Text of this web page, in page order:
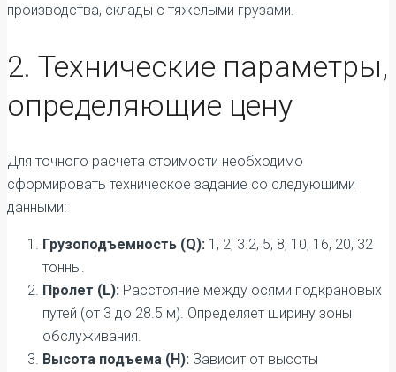
производства, склады с тяжелыми грузами.
2. Технические параметры,
определяющие цену
Для точного расчета стоимости необходимо
сформировать техническое задание со следующими
данными:
Грузоподъемность (Q): 1, 2, 3.2, 5, 8, 10, 16, 20, 32
тонны.
Пролет (L): Расстояние между осями подкрановых
путей (от 3 до 28.5 м). Определяет ширину зоны
обслуживания.
Высота подъема (H): Зависит от высоты